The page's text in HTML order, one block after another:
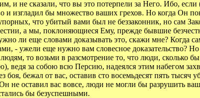
и не сказали, что вы это потерпели за Него. Ибо,
и изгладил бы множество ваших грехов. Но когда Он
что убитый вами был не беззаконник, но сам
а мы, поклоняющиеся Ему, прежде бывшие
ли еще словами доказывать это, скажи мне? Когда
- ужели еще нужно вам словесное доказательство?
то возьми в разсмотрение то, что люди, сколько
за собою всю Персию, надеялся этим набегом
бежал от вас, оставив сто восемьдесят пять тысяч
не оставил вас вовсе, люди не могли бы разрушить
бы безуспешными.